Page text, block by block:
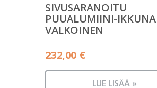
SIVUSARANOITU
PUUALUMIINI-IKKUNA
VALKOINEN
232,00 €
LUE LISÄÄ »